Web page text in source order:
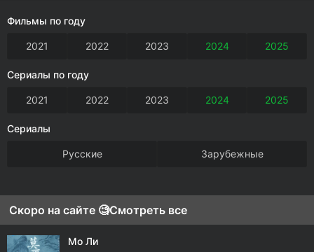
Фильмы по году
2021 2022 2023 2024 2025
Сериалы по году
2021 2022 2023 2024 2025
Сериалы
Русские Зарубежные
Скоро на сайте 🧐Смотреть все
Мо Ли